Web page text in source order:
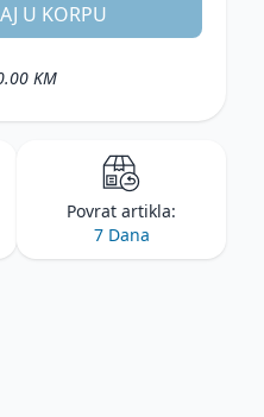
U KORPU
KM
Povrat artikla:
7 Dana